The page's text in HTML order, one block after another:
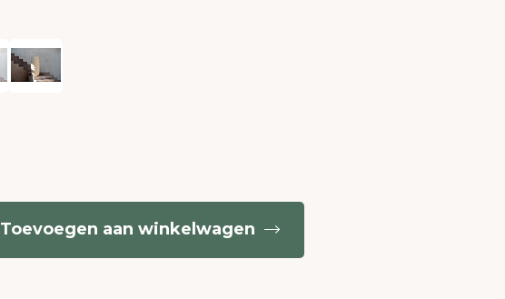
Toevoegen aan winkelwagen